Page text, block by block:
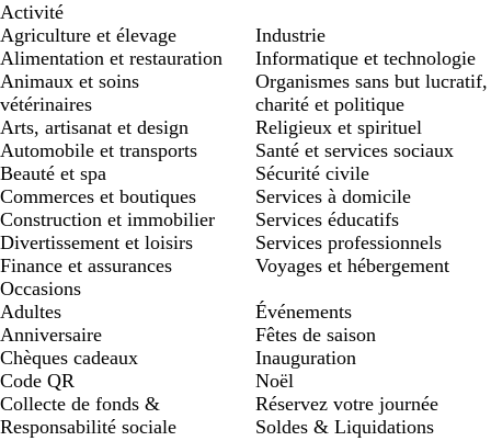
Activité
Agriculture et élevage
Alimentation et restauration
Animaux et soins
vétérinaires
Arts, artisanat et design
Automobile et transports
Beauté et spa
Commerces et boutiques
Construction et immobilier
Divertissement et loisirs
Finance et assurances
Industrie
Informatique et technologie
Organismes sans but lucratif,
charité et politique
Religieux et spirituel
Santé et services sociaux
Sécurité civile
Services à domicile
Services éducatifs
Services professionnels
Voyages et hébergement
Occasions
Adultes
Anniversaire
Chèques cadeaux
Code QR
Collecte de fonds &
Responsabilité sociale
Événements
Fêtes de saison
Inauguration
Noël
Réservez votre journée
Soldes & Liquidations